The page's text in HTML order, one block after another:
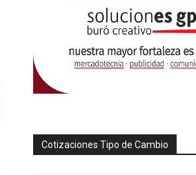
Cotizaciones Tipo de Cambio